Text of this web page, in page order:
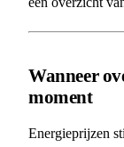
Wanneer
moment
Energieprijzen